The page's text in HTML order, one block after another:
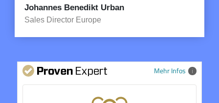
Johannes Benedikt Urban
Sales Director Europe
Mehr Infos